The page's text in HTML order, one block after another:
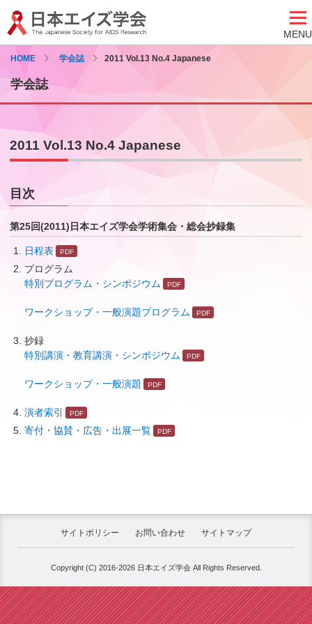
MENU
HOME 学会誌 2011 Vol.13 No.4 Japanese
学会誌
2011 Vol.13 No.4 Japanese
目次
第25回(2011)日本エイズ学会学術集会・総会抄録集
日程表
プログラム
特別プログラム・シンポジウム
ワークショップ・一般演題プログラム
抄録
特別講演・教育講演・シンポジウム
ワークショップ・一般演題
演者索引
寄付・協賛・広告・出展一覧
サイトポリシー お問い合わせ サイトマップ
Copyright (C) 2016-2026 日本エイズ学会 All Rights Reserved.